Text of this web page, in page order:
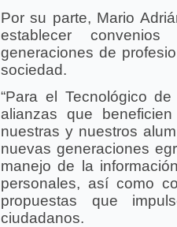
Por su parte, Mario
establecer
generaciones de
sociedad.
“Para el Tecnológico
alianzas que
nuestras y nuestros
nuevas generaciones
manejo de la
personales, así como
propuestas que
ciudadanos.